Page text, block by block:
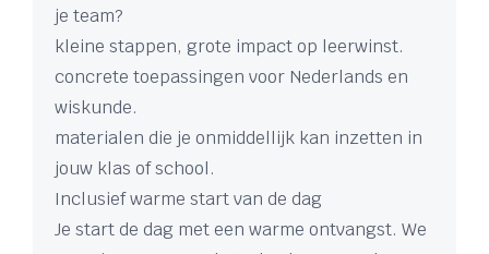
je team?
kleine stappen, grote impact op leerwinst.
concrete toepassingen voor Nederlands en
wiskunde.
materialen die je onmiddellijk kan inzetten in
jouw klas of school.
Inclusief warme start van de dag
Je start de dag met een warme ontvangst. We